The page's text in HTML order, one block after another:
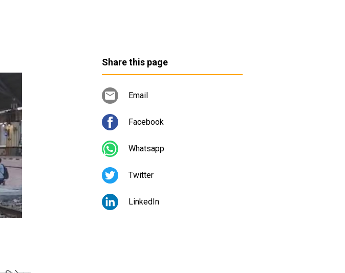
Share this page
Email
Facebook
Whatsapp
Twitter
LinkedIn